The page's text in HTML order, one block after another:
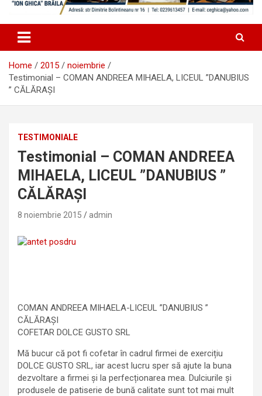
Home 2015
noiembrie
Testimonial – COMAN ANDREEA MIHAELA, LICEUL ”DANUBIUS
” CĂLĂRAȘI
TESTIMONIALE
Testimonial – COMAN ANDREEA
MIHAELA, LICEUL ”DANUBIUS ”
CĂLĂRAȘI
8 noiembrie 2015 admin
COMAN ANDREEA MIHAELA-LICEUL ”DANUBIUS ”
CĂLĂRAȘI
COFETAR DOLCE GUSTO SRL
Mă bucur că pot fi cofetar în cadrul firmei de exercițiu
DOLCE GUSTO SRL, iar acest lucru sper să ajute la buna
dezvoltare a firmei și la perfecționarea mea. Dulciurile și
produsele de patiserie de bună calitate sunt tot mai mult